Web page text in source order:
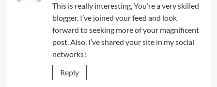
This is really interesting, You’re a very skilled
blogger. I’ve joined your feed and look
forward to seeking more of your magnificent
post. Also, I’ve shared your site in my social
networks!
Reply